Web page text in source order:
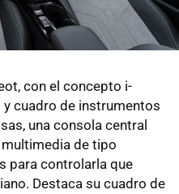
con el concepto i-
cuadro de instrumentos
una consola central
de tipo
para controlarla que
Destaca su cuadro de